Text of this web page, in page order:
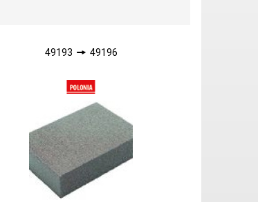
49193 49196